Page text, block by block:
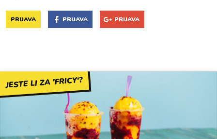
PRIJAVA PRIJAVA PRIJAVA
JESTE LI ZA 'FRICY'?